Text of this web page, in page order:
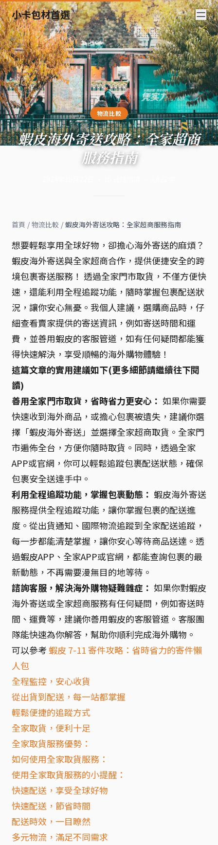
小卡包材首選
物流比較
蝦皮海外寄送攻略：全家超商
服務指南
首頁 / 物流比較 / 蝦皮海外寄送攻略：全家超商服務指南
想要輕鬆享用全球好物，卻擔心海外寄送的麻煩？
蝦皮海外寄送與全家超商合作，提供便捷安全的跨
境包裹寄送服務！ 透過全家門市取貨，不僅方便快
速，還能利用全程追蹤功能，隨時掌握包裹配送狀
況，讓你安心無憂。我個人建議，選購商品時，仔
細查看賣家提供的寄送資訊，例如寄送時間和運
費，並善用蝦皮的客服管道，如有任何疑問都能獲
得快速解決，享受順暢的海外購物體驗！
這篇文章的實用建議如下(更多細節請繼續往下閱
讀)
善用全家門市取貨，省時省力更安心： 如果你需要
快速收到海外商品，或擔心包裹被遺失，建議你選
擇「蝦皮海外寄送」並選擇全家超商取貨。全家門
市遍佈全台，方便你隨時取貨。同時，透過全家
APP或官網，你可以輕鬆追蹤包裹配送狀態，確保
包裹安全送達手中。
利用全程追蹤功能，掌握包裹動態： 蝦皮海外寄送
服務提供全程追蹤功能，讓你掌握包裹的配送進
度。從出貨通知、國際物流追蹤到全家配送追蹤，
每一步都能清楚掌握，讓你安心等待商品送達。透
過蝦皮APP、全家APP或官網，都能查詢包裹的最
新動態，不再需要漫無目的地等待。
諮詢客服，解決海外購物疑難雜症： 如果你對蝦皮
海外寄送或全家超商服務有任何疑問，例如寄送時
間、運費等，建議你善用蝦皮的客服管道。客服團
隊能快速為你解答，幫助你順利完成海外購物。
可以參考 蝦皮 7-11 寄件攻略：省時省力的寄件懶
人包
全程監控，安心收貨
從出貨到配送，每一站都掌握
輕鬆便捷的追蹤方式
全家取貨，便利十足
全家取貨服務優勢：
如何使用全家取貨服務：
使用全家取貨服務的小提醒：
快速配送，享受全球好物
快速配送，節省時間
配送時效，一目瞭然
多元物流，滿足不同需求